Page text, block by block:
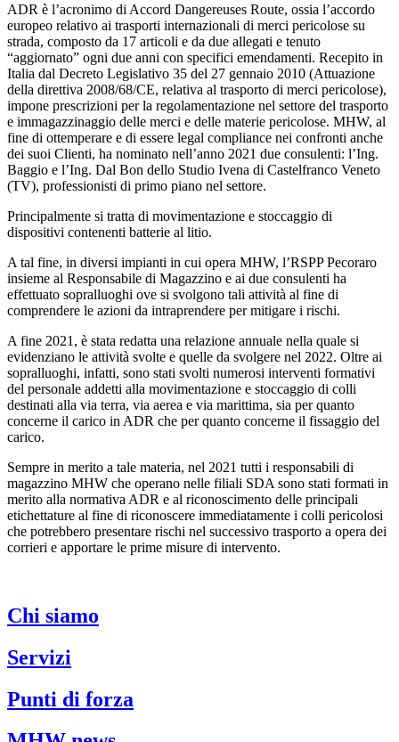
ADR è l’acronimo di Accord Dangereuses Route, ossia l’accordo
europeo relativo ai trasporti internazionali di merci pericolose su
strada, composto da 17 articoli e da due allegati e tenuto
“aggiornato” ogni due anni con specifici emendamenti. Recepito in
Italia dal Decreto Legislativo 35 del 27 gennaio 2010 (Attuazione
della direttiva 2008/68/CE, relativa al trasporto di merci pericolose),
impone prescrizioni per la regolamentazione nel settore del trasporto
e immagazzinaggio delle merci e delle materie pericolose. MHW, al
fine di ottemperare e di essere legal compliance nei confronti anche
dei suoi Clienti, ha nominato nell’anno 2021 due consulenti: l’Ing.
Baggio e l’Ing. Dal Bon dello Studio Ivena di Castelfranco Veneto
(TV), professionisti di primo piano nel settore.
Principalmente si tratta di movimentazione e stoccaggio di
dispositivi contenenti batterie al litio.
A tal fine, in diversi impianti in cui opera MHW, l’RSPP Pecoraro
insieme al Responsabile di Magazzino e ai due consulenti ha
effettuato sopralluoghi ove si svolgono tali attività al fine di
comprendere le azioni da intraprendere per mitigare i rischi.
A fine 2021, è stata redatta una relazione annuale nella quale si
evidenziano le attività svolte e quelle da svolgere nel 2022. Oltre ai
sopralluoghi, infatti, sono stati svolti numerosi interventi formativi
del personale addetti alla movimentazione e stoccaggio di colli
destinati alla via terra, via aerea e via marittima, sia per quanto
concerne il carico in ADR che per quanto concerne il fissaggio del
carico.
Sempre in merito a tale materia, nel 2021 tutti i responsabili di
magazzino MHW che operano nelle filiali SDA sono stati formati in
merito alla normativa ADR e al riconoscimento delle principali
etichettature al fine di riconoscere immediatamente i colli pericolosi
che potrebbero presentare rischi nel successivo trasporto a opera dei
corrieri e apportare le prime misure di intervento.
Chi siamo
Servizi
Punti di forza